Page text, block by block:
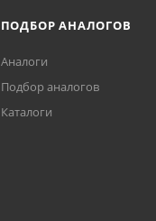
ПОДБОР АНАЛОГОВ
Аналоги
Подбор аналогов
Каталоги